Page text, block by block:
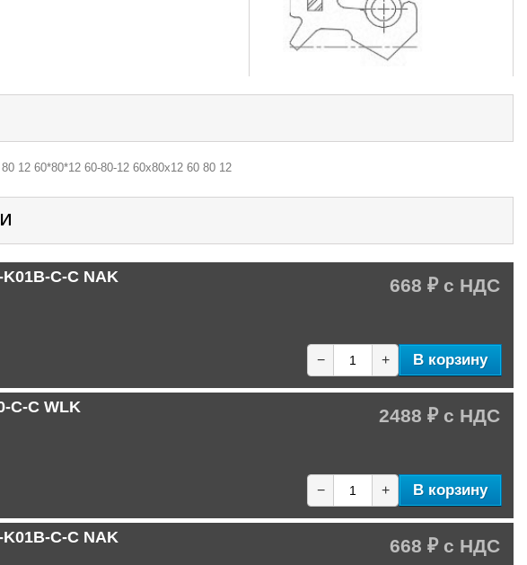
12 60*80*12 60-80-12 60х80х12 60 80 12
C-C NAK 668 ₽
− + В корзину
C-C WLK 2488 ₽
− + В корзину
C-C NAK 668 ₽